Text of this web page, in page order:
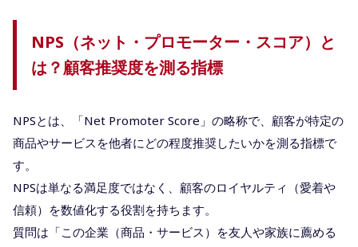
NPS（ネット・プロモーター・スコア）と
は？顧客推奨度を測る指標
NPSとは、「Net Promoter Score」の略称で、顧客が特定の
商品やサービスを他者にどの程度推奨したいかを測る指標で
す。
NPSは単なる満足度ではなく、顧客のロイヤルティ（愛着や
信頼）を数値化する役割を持ちます。
質問は「この企業（商品・サービス）を友人や家族に薦める